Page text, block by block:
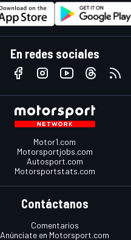
En redes sociales
Motor1.com
Motorsportjobs.com
Autosport.com
Motorsportstats.com
Contáctanos
Comentarios
Anúnciate en Motorsport.com